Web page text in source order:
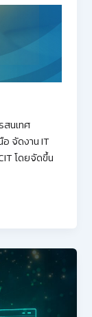
สนเทศ
อ จัดงาน IT
โดยจัดขึ้น